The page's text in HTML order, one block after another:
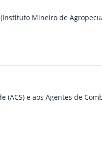
Mineiro de
e aos Agentes de